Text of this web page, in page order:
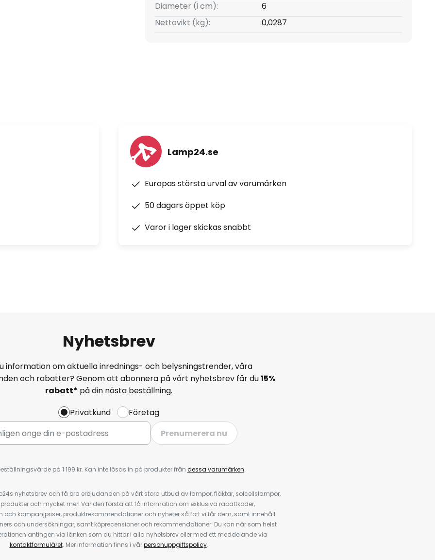
Diameter (i cm):
6
Nettovikt (kg):
0,0287
Lamp24.se
Europas största urval av varumärken
50 dagars öppet köp
Varor i lager skickas snabbt
Nyhetsbrev
information om aktuella inrednings- och belysningstrender, våra
och rabatter? Genom att abonnera på vårt nyhetsbrev får du15%
rabatt* på din nästa beställning.
Privatkund
Företag
Prenumerera nu
på 1 199 kr. Kan inte lösas in på produkter från dessa varumärken.
nyhetsbrev och få bra erbjudanden på vårt stora utbud av lampor, fläktar, solcellslampor,
och mycket mer! Var den första att få information om exklusiva rabattkoder,
och kampanjpriser, produktrekommendationer och nyheter så fort vi får dem, samt innehåll
och undersökningar, samt köprecensioner och rekommendationer. Du kan när som helst
antingen via länken som du hittar i alla nyhetsbrev eller med ett meddelande via
kontaktformuläret. Mer information finns i vårpersonuppgiftspolicy.